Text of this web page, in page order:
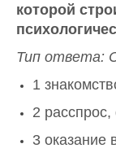
которой
Тип ответа:
1
2
3 оказание